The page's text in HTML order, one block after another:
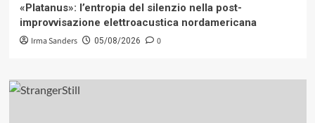
«Platanus»: l’entropia del silenzio nella post-
improvvisazione elettroacustica nordamericana
Irma Sanders 05/08/2026 0